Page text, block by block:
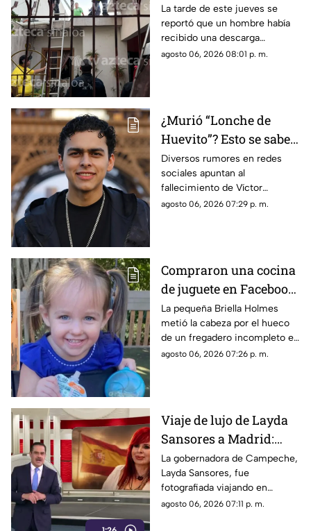
Hombre recibe
descarga eléctrica en la
colonia Álamos Uno, en
Los Mochis
La tarde de este jueves se
reportó que un hombre había
recibido una descarga
eléctrica mientras se
agosto 06, 2026 08:01 p. m.
¿Murió “Lonche de
Huevito”? Esto se sabe
del streamer
sinaloense
Diversos rumores en redes
sociales apuntan al
fallecimiento de Víctor
Ordoñez, conocido como
agosto 06, 2026 07:29 p. m.
Compraron una cocina
de juguete en Facebook
y terminó en tragedia:
Muere niña de 3 años
atrapada en el mueble
La pequeña Briella Holmes
metió la cabeza por el hueco
de un fregadero incompleto en
un mueble de segunda mano;
agosto 06, 2026 07:26 p. m.
Viaje de lujo de Layda
Sansores a Madrid:
captada junto a su
hermana del DIF
estatal
La gobernadora de Campeche,
Layda Sansores, fue
fotografiada viajando en
primera clase a Madrid,
agosto 06, 2026 07:11 p. m.